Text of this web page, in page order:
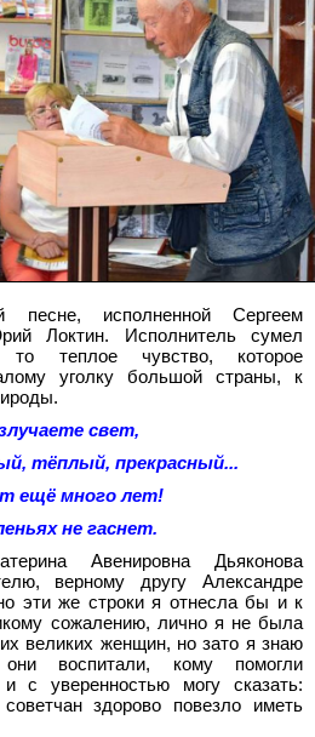
исполненной Сергеем
Локтин. Исполнитель сумел
то теплое чувство, которое
уголку большой страны, к
свет,
тёплый, прекрасный...
ещё много лет!
не гаснет.
Авенировна Дьяконова
верному другу Александре
эти же строки я отнесла бы и к
сожалению, лично я не была
великих женщин, но зато я знаю
воспитали, кому помогли
с уверенностью могу сказать:
здорово повезло иметь